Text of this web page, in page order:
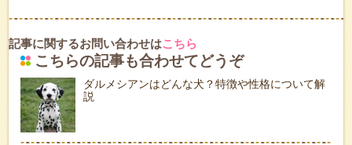
記事に関するお問い合わせはこちら
こちらの記事も合わせてどうぞ
ダルメシアンはどんな犬？特徴や性格について解
説